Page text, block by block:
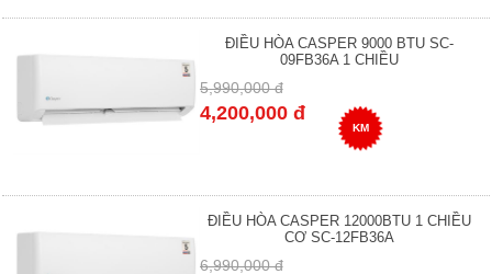
ĐIỀU HÒA CASPER 9000 BTU SC-
09FB36A 1 CHIỀU
5,990,000 đ
4,200,000 đ
KM
ĐIỀU HÒA CASPER 12000BTU 1 CHIỀU
CƠ SC-12FB36A
6,990,000 đ